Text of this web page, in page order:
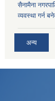
सैनामैना
व्यवस्था गर्न
अन्य